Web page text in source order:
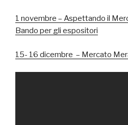
1 novembre – Aspettando il
Bando per gli espositori
15- 16 dicembre – Mercato